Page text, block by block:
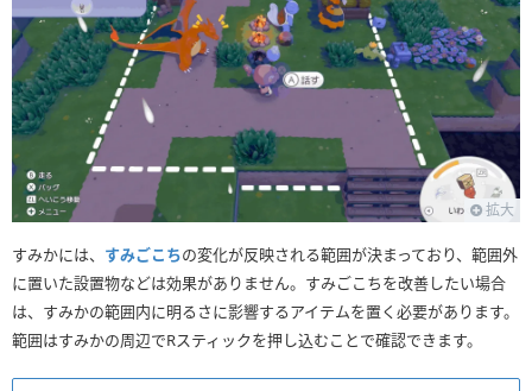
拡大
すみかには、 すみごこちの変化が反映される範囲が決まっており、範囲外
に置いた設置物などは効果がありません。すみごこちを改善したい場合
は、すみかの範囲内に明るさに影響するアイテムを置く必要があります。
範囲はすみかの周辺でRスティックを押し込むことで確認できます。